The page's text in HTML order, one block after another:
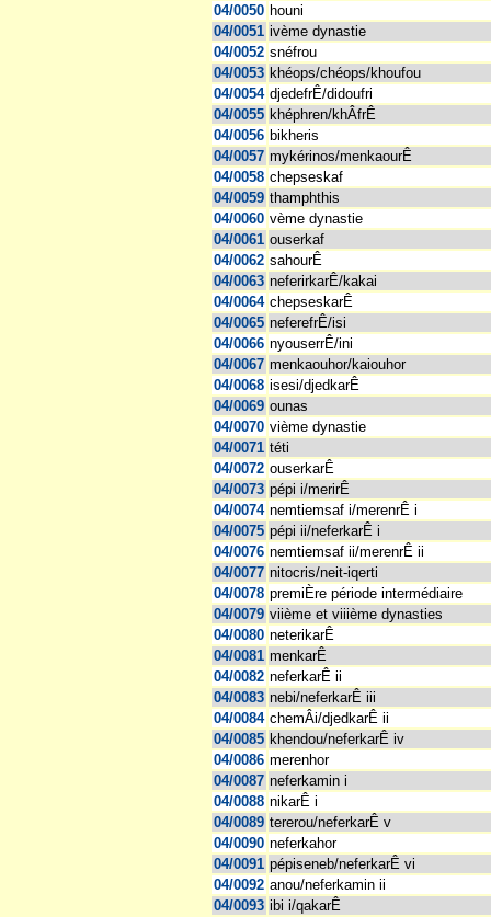
04/0050 houni
04/0051 ivème dynastie
04/0052 snéfrou
04/0053 khéops/chéops/khoufou
04/0054 djedefrÊ/didoufri
04/0055 khéphren/khÂfrÊ
04/0056 bikheris
04/0057 mykérinos/menkaourÊ
04/0058 chepseskaf
04/0059 thamphthis
04/0060 vème dynastie
04/0061 ouserkaf
04/0062 sahourÊ
04/0063 neferirkarÊ/kakai
04/0064 chepseskarÊ
04/0065 neferefrÊ/isi
04/0066 nyouserrÊ/ini
04/0067 menkaouhor/kaiouhor
04/0068 isesi/djedkarÊ
04/0069 ounas
04/0070 vième dynastie
04/0071 téti
04/0072 ouserkarÊ
04/0073 pépi i/merirÊ
04/0074 nemtiemsaf i/merenrÊ i
04/0075 pépi ii/neferkarÊ i
04/0076 nemtiemsaf ii/merenrÊ ii
04/0077 nitocris/neit-iqerti
04/0078 premiÈre période intermédiaire
04/0079 viième et viiième dynasties
04/0080 neterikarÊ
04/0081 menkarÊ
04/0082 neferkarÊ ii
04/0083 nebi/neferkarÊ iii
04/0084 chemÂi/djedkarÊ ii
04/0085 khendou/neferkarÊ iv
04/0086 merenhor
04/0087 neferkamin i
04/0088 nikarÊ i
04/0089 tererou/neferkarÊ v
04/0090 neferkahor
04/0091 pépiseneb/neferkarÊ vi
04/0092 anou/neferkamin ii
04/0093 ibi i/qakarÊ